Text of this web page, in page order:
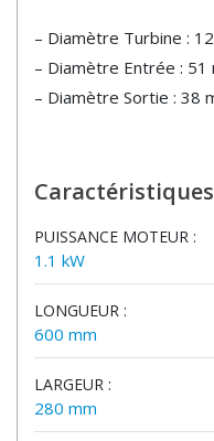
– Diamètre Turbine :
– Diamètre Entrée : 51
– Diamètre Sortie : 38
PUISSANCE MOTEUR :
1.1 kW
LONGUEUR :
600 mm
LARGEUR :
280 mm